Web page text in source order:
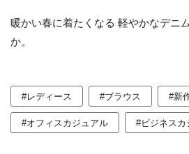
暖かい春に着たくなる 軽やかなデニ
か。
#レディース #ブラウス #新
#オフィスカジュアル #ビジネスカ